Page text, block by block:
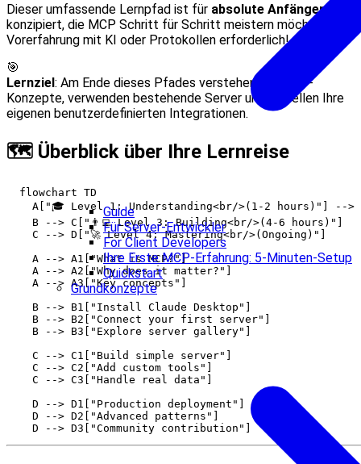
Guide
Für Server-Entwickler
For Client Developers
Ihre Erste MCP-Erfahrung: 5-Minuten-Setup
Quickstart
Grundkonzepte
Dieser umfassende Lernpfad ist für absolute Anfänger
konzipiert, die MCP Schritt für Schritt meistern möchten.
Vorerfahrung mit KI oder Protokollen erforderlich!
🎯
Lernziel: Am Ende dieses Pfades verstehen Sie MCP-
Konzepte, verwenden bestehende Server und erstellen Ihre
eigenen benutzerdefinierten Integrationen.
🗺️ Überblick über Ihre Lernreise
  flowchart TD
A["🎓 Level 1: Understanding<br/>(1-2 hours)"] --
    B --> C["👨‍💻 Level 3: Building<br/>(4-6 hours)"]
    C --> D["🚀 Level 4: Mastering<br/>(Ongoing)"]
    A --> A1["What is MCP?"]
    A --> A2["Why does it matter?"]
    A --> A3["Key concepts"]
    B --> B1["Install Claude Desktop"]
    B --> B2["Connect your first server"]
    B --> B3["Explore server gallery"]
    C --> C1["Build simple server"]
    C --> C2["Add custom tools"]
    C --> C3["Handle real data"]
    D --> D1["Production deployment"]
    D --> D2["Advanced patterns"]